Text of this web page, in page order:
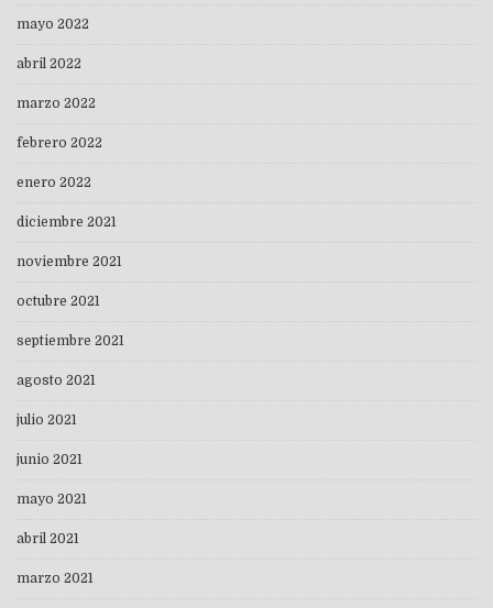
mayo 2022
abril 2022
marzo 2022
febrero 2022
enero 2022
diciembre 2021
noviembre 2021
octubre 2021
septiembre 2021
agosto 2021
julio 2021
junio 2021
mayo 2021
abril 2021
marzo 2021